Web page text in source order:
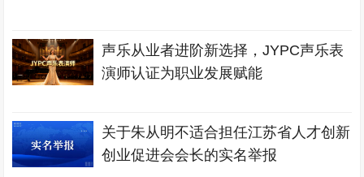
声乐从业者进阶新选择，JYPC声乐表
演师认证为职业发展赋能
关于朱从明不适合担任江苏省人才创新
创业促进会会长的实名举报